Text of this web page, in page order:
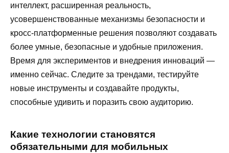
интеллект, расширенная реальность,
усовершенствованные механизмы безопасности и
кросс-платформенные решения позволяют создавать
более умные, безопасные и удобные приложения.
Время для экспериментов и внедрения инноваций —
именно сейчас. Следите за трендами, тестируйте
новые инструменты и создавайте продукты,
способные удивить и поразить свою аудиторию.
Какие технологии становятся
обязательными для мобильных